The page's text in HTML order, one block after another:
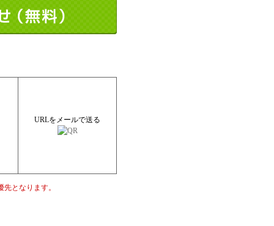
URLをメールで送る
となります。